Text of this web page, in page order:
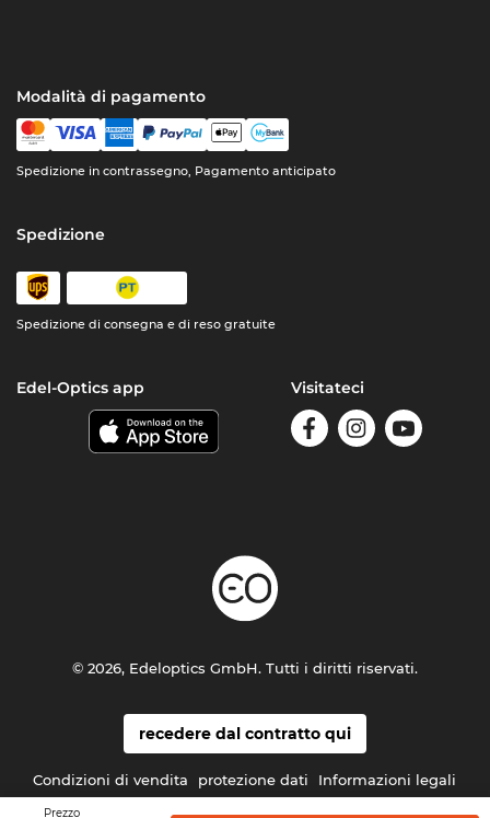
Prezzo
Modalità di pagamento
Spedizione in contrassegno, Pagamento anticipato
Spedizione
Spedizione di consegna e di reso gratuite
Edel-Optics app Visitateci
recedere dal contratto qui
Condizioni di vendita protezione dati Informazioni legali
© 2026, Edeloptics GmbH. Tutti i diritti riservati.